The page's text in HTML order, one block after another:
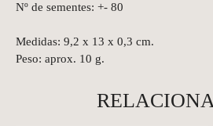
Nº de sementes: +- 80
Medidas: 9,2 x 13 x 0,3 cm.
Peso: aprox. 10 g.